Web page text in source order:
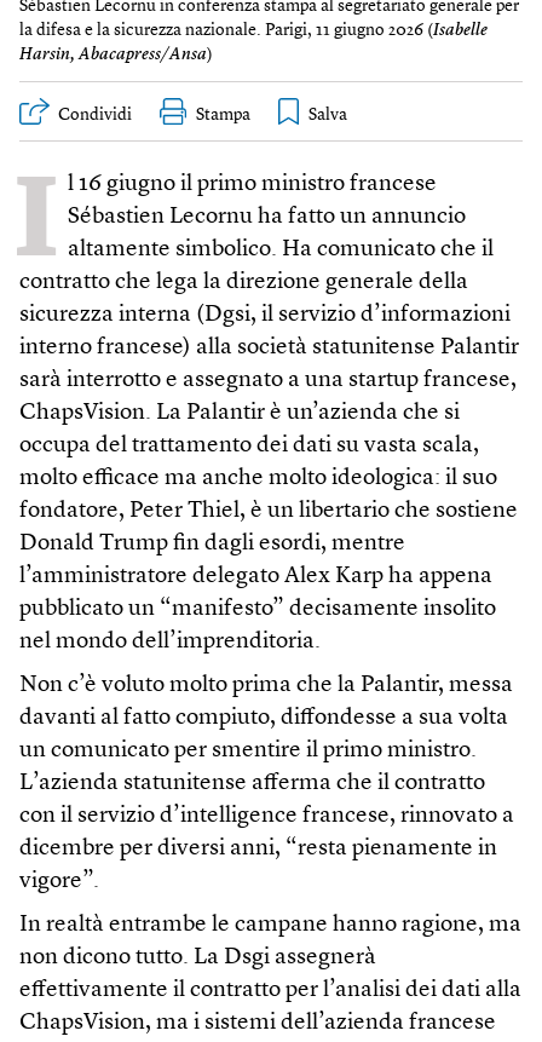
Sébastien Lecornu in conferenza stampa al segretariato generale per
la difesa e la sicurezza nazionale. Parigi, 11 giugno 2026 (Isabelle
Harsin, Abacapress/Ansa)
Condividi Stampa
I l 16 giugno il primo ministro francese
Sébastien Lecornu ha fatto un annuncio
altamente simbolico. Ha comunicato che il
contratto che lega la direzione generale della
sicurezza interna (Dgsi, il servizio d’informazioni
interno francese) alla società statunitense Palantir
sarà interrotto e assegnato a una startup francese,
ChapsVision. La Palantir è un’azienda che si
occupa del trattamento dei dati su vasta scala,
molto efficace ma anche molto ideologica: il suo
fondatore, Peter Thiel, è un libertario che sostiene
Donald Trump fin dagli esordi, mentre
l’amministratore delegato Alex Karp ha appena
pubblicato un “manifesto” decisamente insolito
nel mondo dell’imprenditoria.
Non c’è voluto molto prima che la Palantir, messa
davanti al fatto compiuto, diffondesse a sua volta
un comunicato per smentire il primo ministro.
L’azienda statunitense afferma che il contratto
con il servizio d’intelligence francese, rinnovato a
dicembre per diversi anni, “resta pienamente in
vigore”.
In realtà entrambe le campane hanno ragione, ma
non dicono tutto. La Dsgi assegnerà
effettivamente il contratto per l’analisi dei dati alla
ChapsVision, ma i sistemi dell’azienda francese